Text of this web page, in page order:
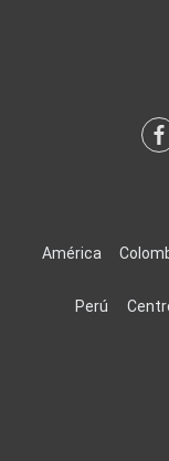
América
Perú